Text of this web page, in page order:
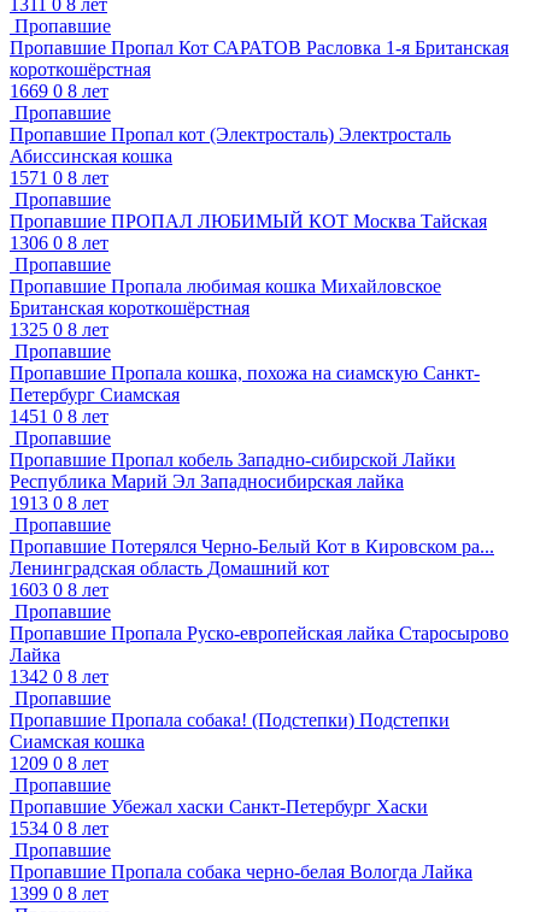
Пропавшие
Пропавшие Пропал Кот САРАТОВ Расловка 1-я Британская
короткошёрстная
1669 0 8 лет
Пропавшие
Пропавшие Пропал кот (Электросталь) Электросталь
Абиссинская кошка
1571 0 8 лет
Пропавшие
Пропавшие ПРОПАЛ ЛЮБИМЫЙ КОТ Москва Тайская
1306 0 8 лет
Пропавшие
Пропавшие Пропала любимая кошка Михайловское
Британская короткошёрстная
1325 0 8 лет
Пропавшие
Пропавшие Пропала кошка, похожа на сиамскую Санкт-
Петербург Сиамская
1451 0 8 лет
Пропавшие
Пропавшие Пропал кобель Западно-сибирской Лайки
Республика Марий Эл Западносибирская лайка
1913 0 8 лет
Пропавшие
Пропавшие Потерялся Черно-Белый Кот в Кировском ра...
Ленинградская область Домашний кот
1603 0 8 лет
Пропавшие
Пропавшие Пропала Руско-европейская лайка Старосырово
Лайка
1342 0 8 лет
Пропавшие
Пропавшие Пропала собака! (Подстепки) Подстепки
Сиамская кошка
1209 0 8 лет
Пропавшие
Пропавшие Убежал хаски Санкт-Петербург Хаски
1534 0 8 лет
Пропавшие
Пропавшие Пропала собака черно-белая Вологда Лайка
1399 0 8 лет